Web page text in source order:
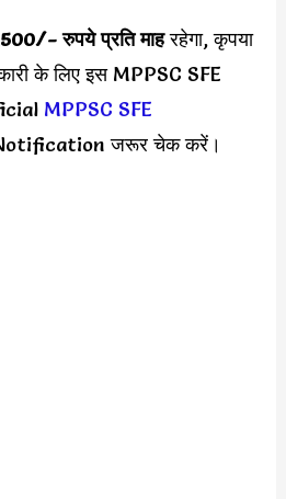
रुपये प्रति माहरहेगा, कृपया
के लिए इस MPPSC SFE
MPPSC SFE
जरूर चेक करें।